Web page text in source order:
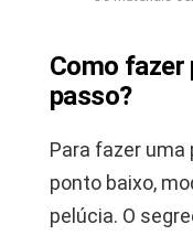
Como fazer
passo?
Para fazer
ponto baixo,
pelúcia. O